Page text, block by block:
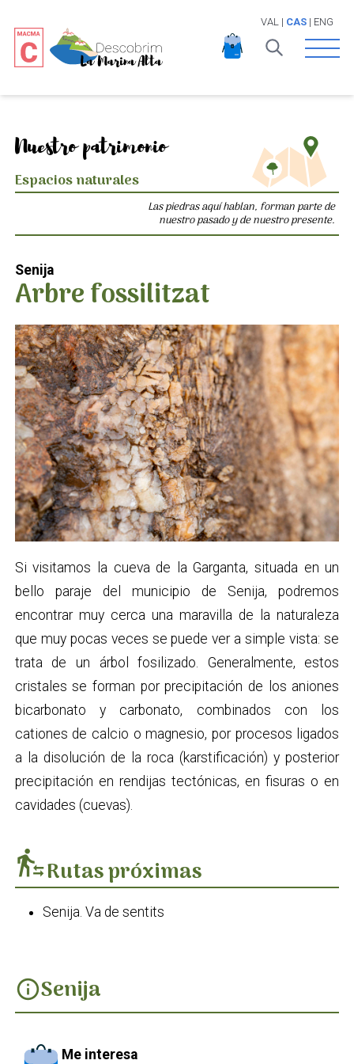
VAL | CAS| ENG
Open
Nuestro patrimonio
Espacios naturales
Las piedras aquí hablan, forman parte de
nuestro pasado y de nuestro presente.
Senija
Arbre fossilitzat
Si visitamos la cueva de la Garganta, situada en un
bello paraje del municipio de Senija, podremos
encontrar muy cerca una maravilla de la naturaleza
que muy pocas veces se puede ver a simple vista: se
trata de un árbol fosilizado. Generalmente, estos
cristales se forman por precipitación de los aniones
bicarbonato y carbonato, combinados con los
cationes de calcio o magnesio, por procesos ligados
a la disolución de la roca (karstificación) y posterior
precipitación en rendijas tectónicas, en fisuras o en
cavidades (cuevas).
transfer_within_a_stationRutas próximas
Senija. Va de sentits
infoSenija
Me interesa